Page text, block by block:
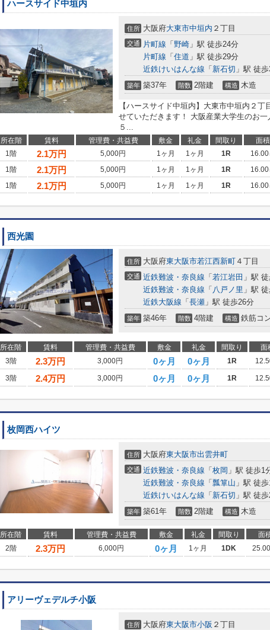
ハースサイド中垣内
住所 大阪府大東市中垣内 ２丁目
交通 片町線 「 野崎 」駅 徒歩24分
片町線 「 住道 」駅 徒歩29分
近鉄けいはんな線 「 新石切 」駅 徒
築年 築37年 階数 2階建 構造 木造
【ハースサイド中垣内】大東市中垣内２
せていただきます！ 大阪産業大学生のお
５...
所在階 賃料 管理費・共益費 敷金 礼金 間取り 面積
1階
2.1万円 5,000円 1ヶ月 1ヶ月 1R 16.00
1階
2.1万円 5,000円 1ヶ月 1ヶ月 1R 16.00
1階
2.1万円 5,000円 1ヶ月 1ヶ月 1R 16.00
西光園
住所 大阪府東大阪市若江西新町 ４丁目
交通 近鉄難波・奈良線 「 若江岩田 」駅
近鉄難波・奈良線 「 八戸ノ里 」駅
近鉄大阪線 「 長瀬 」駅 徒歩26分
築年 築46年 階数 4階建 構造 鉄筋コ
所在階 賃料 管理費・共益費 敷金 礼金 間取り 面
3階
2.3万円 3,000円 0ヶ月 0ヶ月 1R
3階
2.4万円 3,000円 0ヶ月 0ヶ月 1R
枚岡西ハイツ
住所 大阪府東大阪市出雲井町
交通 近鉄難波・奈良線 「 枚岡 」駅 徒歩1
近鉄難波・奈良線 「 瓢箪山 」駅 徒
近鉄けいはんな線 「 新石切 」駅 徒
築年 築61年 階数 2階建 構造 木造
所在階 賃料 管理費・共益費 敷金 礼金 間取り 面
2階
2.3万円 6,000円 0ヶ月 1ヶ月 1DK
アリーヴェデルチ小阪
住所 大阪府東大阪市小阪 ２丁目